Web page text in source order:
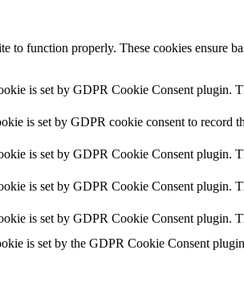
to function properly. These cookies ensure
is set by GDPR Cookie Consent plugin.
is set by GDPR cookie consent to record
is set by GDPR Cookie Consent plugin.
is set by GDPR Cookie Consent plugin.
is set by GDPR Cookie Consent plugin.
is set by the GDPR Cookie Consent